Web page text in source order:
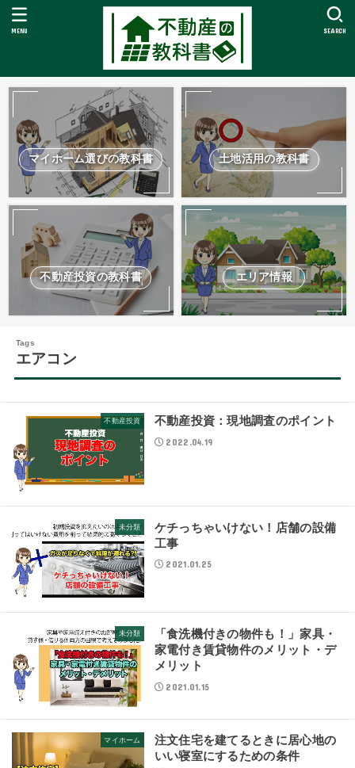
SEARCH
MENU
マイホーム選びの教科書 土地活用の教科書
不動産投資の教科書 エリア情報
エアコン
不動産投資 不動産投資：現地調査のポイント
2022.04.19
未分類
ケチっちゃいけない！店舗の設備
工事
2021.01.25
未分類
「食洗機付きの物件も！」家具・
家電付き賃貸物件のメリット・デ
メリット
2021.01.15
マイホーム
注文住宅を建てるときに居心地の
いい寝室にするための条件